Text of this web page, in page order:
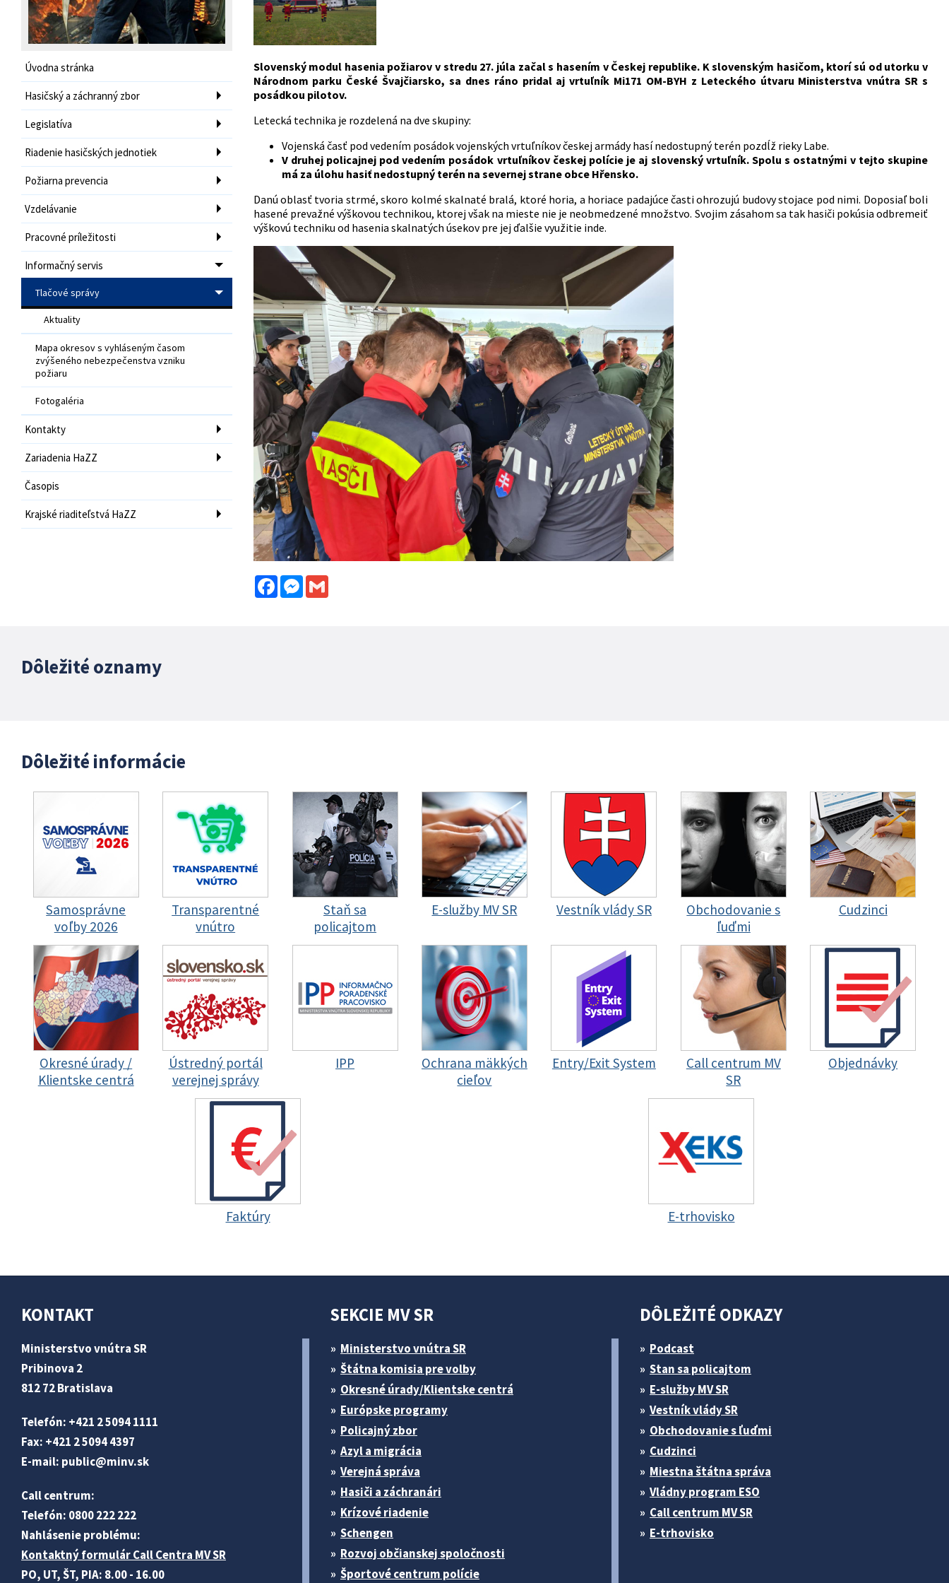
Úvodna stránka
Hasičský a záchranný zbor
Legislatíva
Riadenie hasičských jednotiek
Požiarna prevencia
Vzdelávanie
Pracovné príležitosti
Informačný servis
Tlačové správy
Aktuality
Mapa okresov s vyhláseným časom
zvýšeného nebezpečenstva vzniku
požiaru
Fotogaléria
Kontakty
Zariadenia HaZZ
Časopis
Krajské riaditeľstvá HaZZ
Slovenský modul hasenia požiarov v stredu 27. júla začal s hasením v Českej republike. K slovenským hasičom, ktorí sú od utorku v
Národnom parku České Švajčiarsko, sa dnes ráno pridal aj vrtuľník Mi171 OM-BYH z Leteckého útvaru Ministerstva vnútra SR s
posádkou pilotov.
Letecká technika je rozdelená na dve skupiny:
Vojenská časť pod vedením posádok vojenských vrtuľníkov českej armády hasí nedostupný terén pozdĺž rieky Labe.
V druhej policajnej pod vedením posádok vrtuľníkov českej polície je aj slovenský vrtuľník. Spolu s ostatnými v tejto skupine
má za úlohu hasiť nedostupný terén na severnej strane obce Hřensko.
Danú oblasť tvoria strmé, skoro kolmé skalnaté bralá, ktoré horia, a horiace padajúce časti ohrozujú budovy stojace pod nimi. Doposiaľ boli
hasené prevažné výškovou technikou, ktorej však na mieste nie je neobmedzené množstvo. Svojim zásahom sa tak hasiči pokúsia odbremeiť
výškovú techniku od hasenia skalnatých úsekov pre jej ďalšie využitie inde.
FacebookMessenger
Gmail
Dôležité oznamy
Dôležité informácie
Samosprávne
voľby 2026
Transparentné
vnútro
Staň sa
policajtom
E-služby MV SR Vestník vlády SR
Obchodovanie s
ľuďmi
Cudzinci
Okresné úrady /
Klientske centrá
Ústredný portál
verejnej správy
IPP
Ochrana mäkkých
cieľov
Entry/Exit System
Call centrum MV
SR
Objednávky
Faktúry E-trhovisko
KONTAKT
Ministerstvo vnútra SR
Pribinova 2
812 72 Bratislava
Telefón: +421 2 5094 1111
Fax: +421 2 5094 4397
E-mail: public@minv.sk
Call centrum:
Telefón: 0800 222 222
Nahlásenie problému:
Kontaktný formulár Call Centra MV SR
PO, UT, ŠT, PIA: 8.00 - 16.00
SEKCIE MV SR
Ministerstvo vnútra SR
Štátna komisia pre volby
Okresné úrady/Klientske centrá
Európske programy
Policajný zbor
Azyl a migrácia
Verejná správa
Hasiči a záchranári
Krízové riadenie
Schengen
Rozvoj občianskej spoločnosti
Športové centrum polície
DÔLEŽITÉ ODKAZY
Podcast
Stan sa policajtom
E-služby MV SR
Vestník vlády SR
Obchodovanie s ľuďmi
Cudzinci
Miestna štátna správa
Vládny program ESO
Call centrum MV SR
E-trhovisko